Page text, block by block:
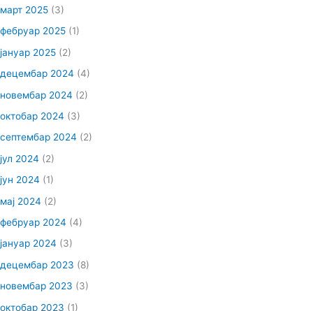
март 2025 (3)
фебруар 2025 (1)
јануар 2025 (2)
децембар 2024 (4)
новембар 2024 (2)
октобар 2024 (3)
септембар 2024 (2)
јул 2024 (2)
јун 2024 (1)
мај 2024 (2)
фебруар 2024 (4)
јануар 2024 (3)
децембар 2023 (8)
новембар 2023 (3)
октобар 2023 (1)